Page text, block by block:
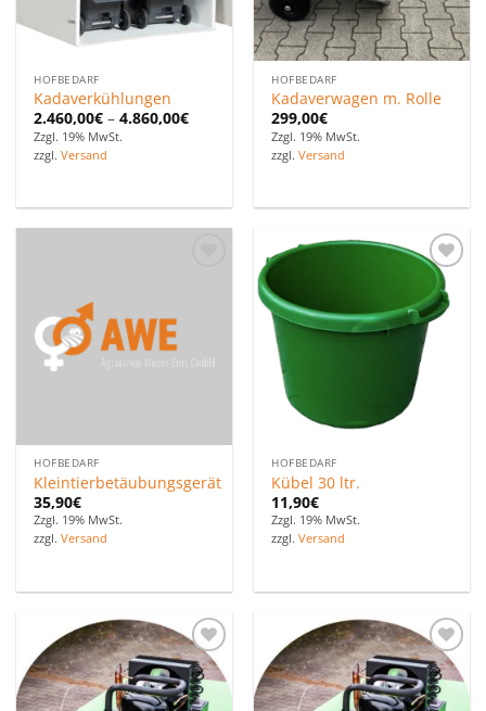
HOFBEDARF
Kadaverkühlungen
2.460,00€ –4.860,00€
Zzgl. 19% MwSt.
zzgl.Versand
HOFBEDARF
Kadaverwagen m. Rolle
299,00€
Zzgl. 19% MwSt.
zzgl.Versand
HOFBEDARF
Kleintierbetäubungsgerät
35,90€
Zzgl. 19% MwSt.
zzgl.Versand
Zu den
Favoriten
hinzufügen
HOFBEDARF
Kübel 30 ltr.
11,90€
Zzgl. 19% MwSt.
zzgl.Versand
Zu den
Favoriten
hinzufügen
Zu den
Favoriten
hinzufügen